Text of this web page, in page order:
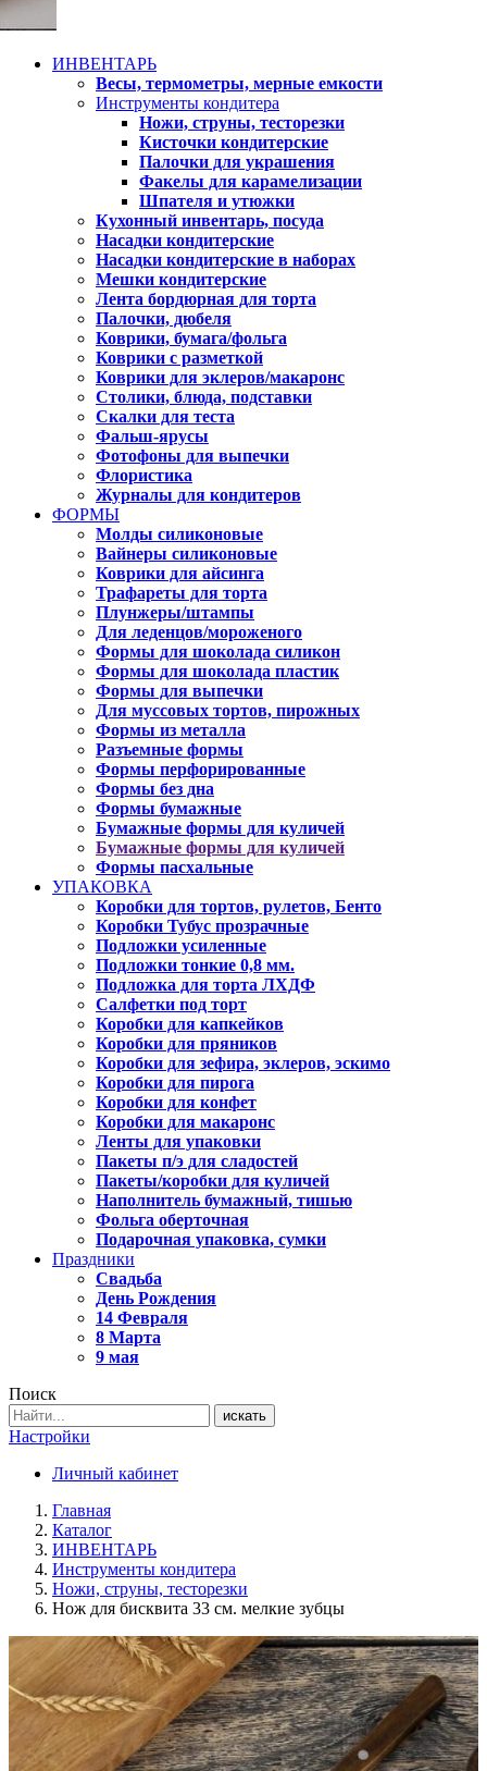
ИНВЕНТАРЬ
Весы, термометры, мерные емкости
Инструменты кондитера
Ножи, струны, тесторезки
Кисточки кондитерские
Палочки для украшения
Факелы для карамелизации
Шпателя и утюжки
Кухонный инвентарь, посуда
Насадки кондитерские
Насадки кондитерские в наборах
Мешки кондитерские
Лента бордюрная для торта
Палочки, дюбеля
Коврики, бумага/фольга
Коврики с разметкой
Коврики для эклеров/макаронс
Столики, блюда, подставки
Скалки для теста
Фальш-ярусы
Фотофоны для выпечки
Флористика
Журналы для кондитеров
ФОРМЫ
Молды силиконовые
Вайнеры силиконовые
Коврики для айсинга
Трафареты для торта
Плунжеры/штампы
Для леденцов/мороженого
Формы для шоколада силикон
Формы для шоколада пластик
Формы для выпечки
Для муссовых тортов, пирожных
Формы из металла
Разъемные формы
Формы перфорированные
Формы без дна
Формы бумажные
Бумажные формы для куличей
Бумажные формы для куличей
Формы пасхальные
УПАКОВКА
Коробки для тортов, рулетов, Бенто
Коробки Тубус прозрачные
Подложки усиленные
Подложки тонкие 0,8 мм.
Подложка для торта ЛХДФ
Салфетки под торт
Коробки для капкейков
Коробки для пряников
Коробки для зефира, эклеров, эскимо
Коробки для пирога
Коробки для конфет
Коробки для макаронс
Ленты для упаковки
Пакеты п/э для сладостей
Пакеты/коробки для куличей
Наполнитель бумажный, тишью
Фольга оберточная
Подарочная упаковка, сумки
Праздники
Свадьба
День Рождения
14 Февраля
8 Марта
9 мая
Поиск
искать
Настройки
Личный кабинет
Главная
Каталог
ИНВЕНТАРЬ
Инструменты кондитера
Ножи, струны, тесторезки
Нож для бисквита 33 см. мелкие зубцы